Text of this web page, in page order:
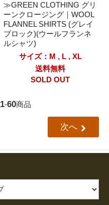
≫GREEN CLOTHING グリ
ーンクロージング｜WOOL
FLANNEL SHIRTS (グレイ
ブロック)(ウールフランネ
ルシャツ)
サイズ：M , L , XL
送料無料
SOLD OUT
1-60商品
次へ